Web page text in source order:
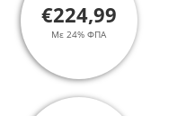
€224,99
Με 24% ΦΠΑ